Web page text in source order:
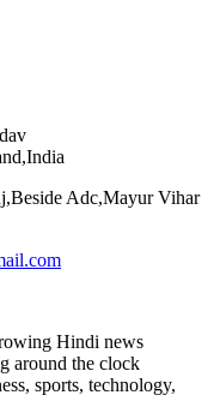
Adc,Mayur Vihar
Hindi news
around the clock
sports, technology,